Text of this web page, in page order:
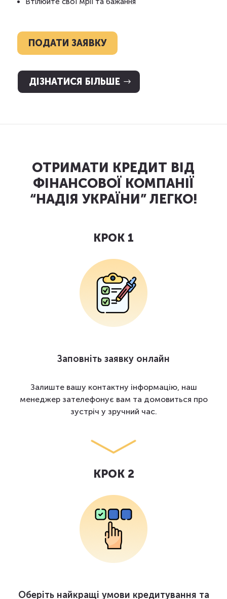
ПОДАТИ ЗАЯВКУ
ДІЗНАТИСЯ БІЛЬШЕ
ОТРИМАТИ КРЕДИТ ВІД
ФІНАНСОВОЇ КОМПАНІЇ
“НАДІЯ УКРАЇНИ” ЛЕГКО!
КРОК 1
Заповніть заявку онлайн
Залиште вашу контактну інформацію, наш
менеджер зателефонує вам та домовиться про
зустріч у зручний час.
КРОК 2
Оберіть найкращі умови кредитування та